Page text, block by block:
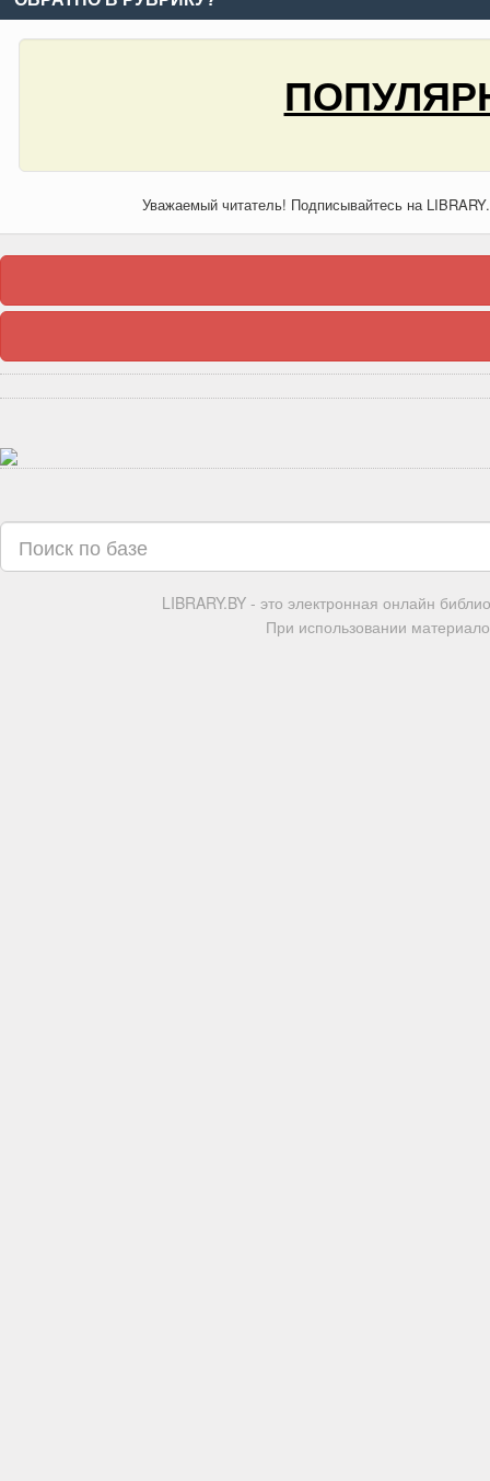
Уважаемый читатель! Подписывайтесь на
LIBRARY.BY - это электронная онлайн
При использовании